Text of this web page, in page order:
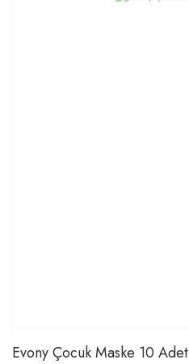
Evony Çocuk Maske 10 Adet